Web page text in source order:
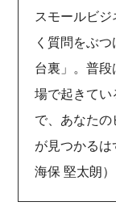
スモールビ
く質問をぶ
台裏」。普
場で起きてい
で、あなたの
が見つかる
海保 堅太朗）